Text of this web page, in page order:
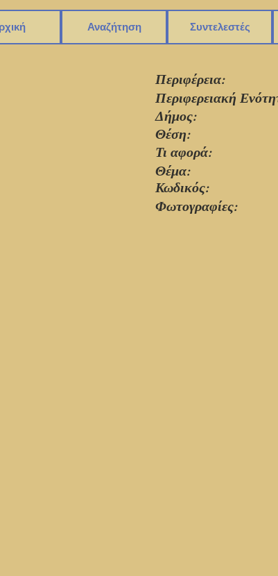
Αναζήτηση Συντελεστές
Περιφέρεια:
Περιφερειακή
Δήμος:
Θέση:
Τι αφορά:
Θέμα:
Κωδικός:
Φωτογραφίες: